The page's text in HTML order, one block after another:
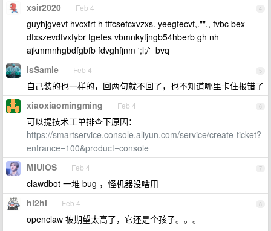
4
xsir2020 Feb 4
guyhjgvevf hvcxfrt h tffcsefcxvzxs. yeegfecvf,.""., fvbc bex
dfxszevdfvxfybr tgefes vbmnkytjngb54hberb gh nh
ajkmmnhgbdfgbfb fdvghfjnm ';l;/'=bvq
5
isSamle Feb 4
自己装的也一样的，回两句就不回了，也不知道哪里卡住报错了
6
xiaoxiaomingming Feb 4
可以提技术工单排查下原因：
https://smartservice.console.aliyun.com/service/create-ticket?
entrance=100&product=console
7
MIUIOS Feb 4
clawdbot 一堆 bug ，怪机器没啥用
8
hi2hi Feb 4
openclaw 被期望太高了，它还是个孩子。。。